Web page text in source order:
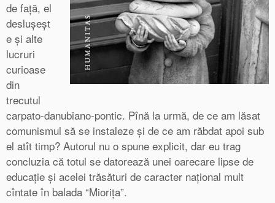
de față, el
deslușeșt
e și alte
lucruri
curioase
din
trecutul
carpato-danubiano-pontic. Pînă la urmă, de ce am lăsat
comunismul să se instaleze și de ce am răbdat apoi sub
el atît timp? Autorul nu o spune explicit, dar eu trag
concluzia că totul se datorează unei oarecare lipse de
educație și acelei trăsături de caracter național mult
cîntate în balada “Miorița”.